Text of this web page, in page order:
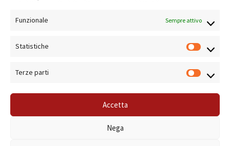
Funzionale Sempre attivo
Statistiche
Terze parti
Accetta
Nega
Commercio di Roma Sistema di Gestione Qualità Certificato ISO 9001:2000